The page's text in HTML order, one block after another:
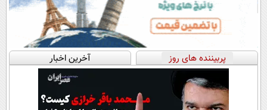
پربیننده های روز آخرین اخبار